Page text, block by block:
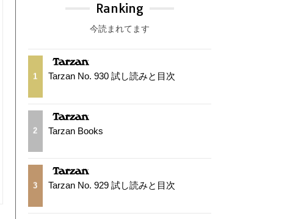
Ranking
今読まれてます
1 Tarzan No. 930 試し読みと目次
2 Tarzan Books
3 Tarzan No. 929 試し読みと目次